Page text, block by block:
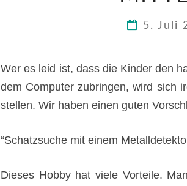
5. Juli
Wer es leid ist, dass die Kinder den
dem Computer zubringen, wird sich
stellen. Wir haben einen guten
“Schatzsuche mit einem
Dieses Hobby hat viele Vorteile.